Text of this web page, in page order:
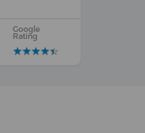
Google
Rating
★★★★★
★★★★★